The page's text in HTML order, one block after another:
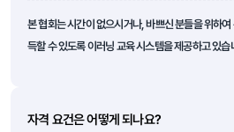
본 협회는 시간이 없으시거나, 바쁘신 분들을 위하
득할 수 있도록 이러닝 교육 시스템을 제공하고 있습
자격 요건은 어떻게 되나요?